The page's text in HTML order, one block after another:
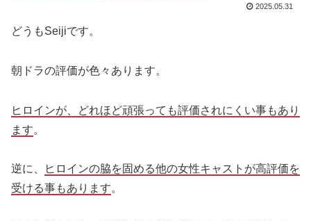
2025.05.31
どうもSeijiです。
朝ドラの評価が色々あります。
ヒロインが、どれほど頑張っても評価されにくい事もあり
ます。
逆に、
ヒロインの脇を固める他の女性キャストが高評価を
受ける事もあります。